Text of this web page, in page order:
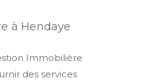
à Hendaye
Immobilière
des services